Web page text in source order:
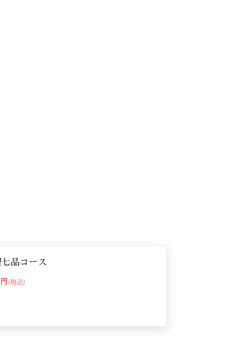
品コース
(税込)